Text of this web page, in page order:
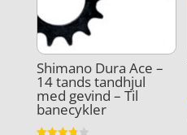
Shimano Dura Ace –
14 tands tandhjul
med gevind – Til
banecykler